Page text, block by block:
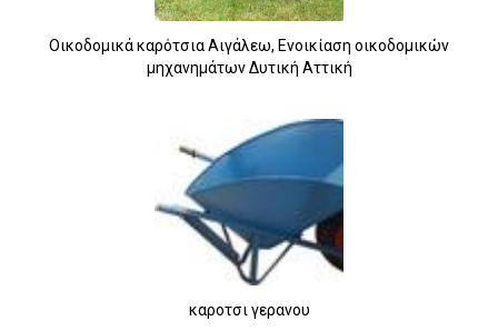
Οικοδομικά καρότσια Αιγάλεω, Ενοικίαση οικοδομικών
μηχανημάτων Δυτική Αττική
καροτσι γερανου